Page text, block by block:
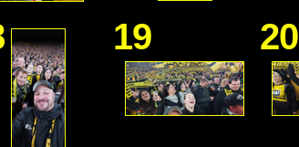
19 20